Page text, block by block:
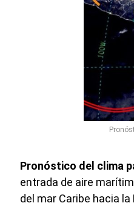
Pronóstico del clima
entrada de aire
del mar Caribe hacia